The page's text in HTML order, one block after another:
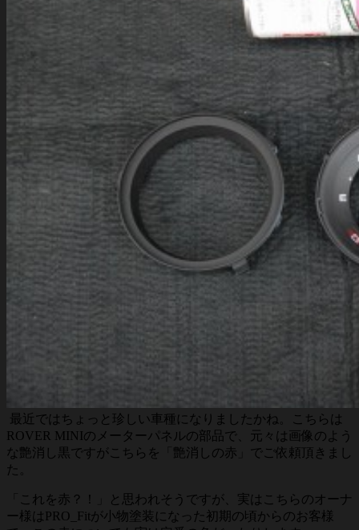
最近ではちょっと珍しい車種になりましたかね。こちらは
ROVER MINIのメーターパネルの部品で、元々は画像のよう
な艶消し黒ですがこちらを「艶消しの赤」でご依頼頂きまし
た。
「これを赤？！」と思われそうですが、実はこちらのオーナ
ー様はPRO_Fitが小物塗装になった初期の頃からのお客様